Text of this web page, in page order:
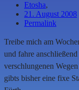
Etosha,
21. August 2008
Permalink
Treibe mich am
und fahre
verschlungenen
gibts bisher eine fixe